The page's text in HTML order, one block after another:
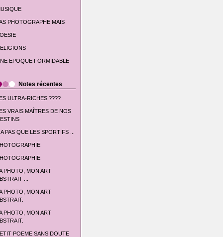
PHOTOGRAPHE MAIS
EPOQUE FORMIDABLE
Notes récentes
ULTRA-RICHES ????
VRAIS MAÎTRES DE NOS
PAS QUE LES SPORTIFS ...
PHOTO, MON ART
...
PHOTO, MON ART
PHOTO, MON ART
POEME SANS DOUTE